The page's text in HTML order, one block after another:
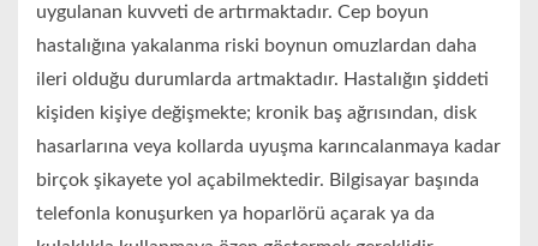
uygulanan kuvveti de artırmaktadır. Cep boyun
hastalığına yakalanma riski boynun omuzlardan daha
ileri olduğu durumlarda artmaktadır. Hastalığın şiddeti
kişiden kişiye değişmekte; kronik baş ağrısından, disk
hasarlarına veya kollarda uyuşma karıncalanmaya kadar
birçok şikayete yol açabilmektedir. Bilgisayar başında
telefonla konuşurken ya hoparlörü açarak ya da